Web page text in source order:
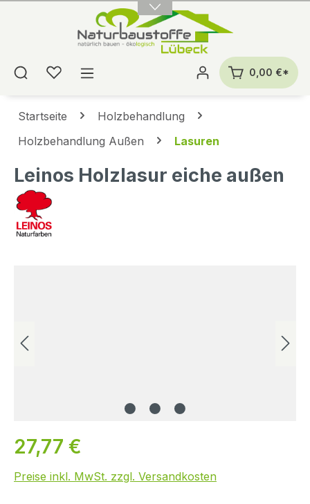
0,00 €*
Startseite
Holzbehandlung
Holzbehandlung Außen
Lasuren
Leinos Holzlasur eiche außen
27,77 €
Preise inkl. MwSt. zzgl. Versandkosten